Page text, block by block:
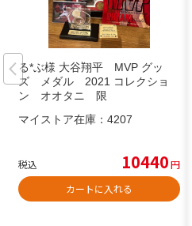
る*ぶ様 大谷翔平 MVP グッ
ズ メダル 2021 コレクショ
ン オオタニ 限
マイストア在庫： 4207
税込 10440円
カートに入れる